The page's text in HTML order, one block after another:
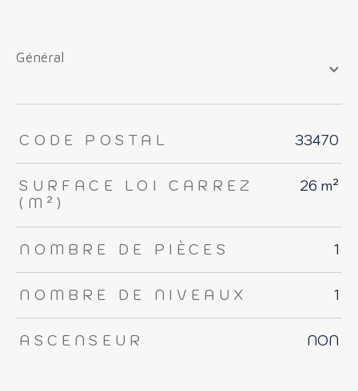
général
TRAD_ZEPHYR_Caracteristique TRAD_ZEPHYR_Valeurs
CODE POSTAL 33470
SURFACE LOI CARREZ
(M²)
26 m²
NOMBRE DE PIÈCES 1
NOMBRE DE NIVEAUX 1
ASCENSEUR NON